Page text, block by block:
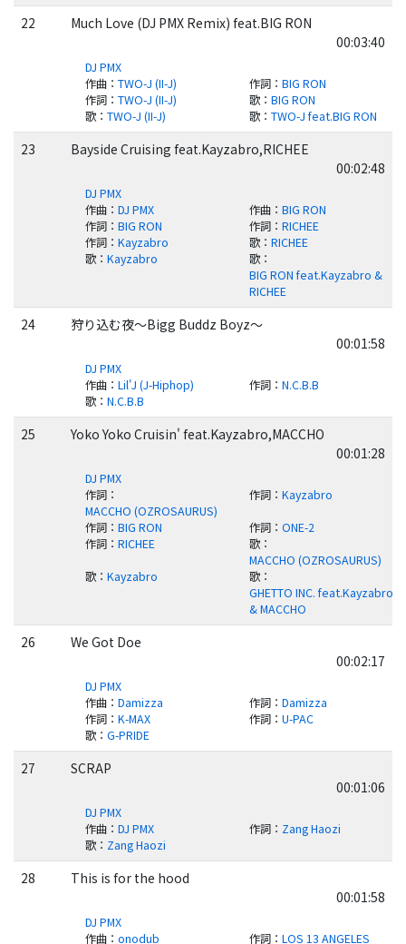
22
Much Love (DJ PMX Remix) feat.BIG RON
00:03:40
DJ PMX
作曲： TWO-J (II-J) 作詞： BIG RON
作詞： TWO-J (II-J) 歌： BIG RON
歌： TWO-J (II-J) 歌： TWO-J feat.BIG RON
23
Bayside Cruising feat.Kayzabro,RICHEE
00:02:48
DJ PMX
作曲： DJ PMX 作曲： BIG RON
作詞： BIG RON 作詞： RICHEE
作詞： Kayzabro 歌： RICHEE
歌： Kayzabro 歌：
BIG RON feat.Kayzabro &
RICHEE
24
狩り込む夜～Bigg Buddz Boyz～
00:01:58
DJ PMX
作曲： Lil'J (J-Hiphop) 作詞： N.C.B.B
歌： N.C.B.B
25
Yoko Yoko Cruisin' feat.Kayzabro,MACCHO
00:01:28
DJ PMX
作詞：
MACCHO (OZROSAURUS)
作詞： Kayzabro
作詞： BIG RON 作詞： ONE-2
作詞： RICHEE 歌：
MACCHO (OZROSAURUS)
歌： Kayzabro 歌：
GHETTO INC. feat.Kayzabro
& MACCHO
26
We Got Doe
00:02:17
DJ PMX
作曲： Damizza 作詞： Damizza
作詞： K-MAX 作詞： U-PAC
歌： G-PRIDE
27
SCRAP
00:01:06
DJ PMX
作曲： DJ PMX 作詞： Zang Haozi
歌： Zang Haozi
28
This is for the hood
00:01:58
DJ PMX
作曲： onodub 作詞： LOS 13 ANGELES